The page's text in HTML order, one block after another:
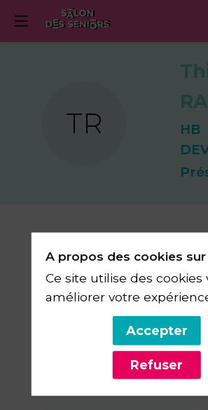
TR
HB
Ses
sessions
Retrouvez la liste de
sessions présentées par ce
speaker pour ne manquer
A propos des cookies
Ce site utilise des cookies
améliorer votre
Accepter
Refuser